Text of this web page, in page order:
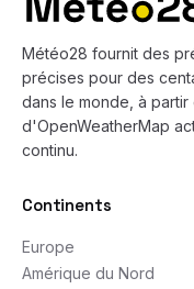
Météo28 fournit des
précises pour des
dans le monde, à
d'OpenWeatherMap
continu.
Continents
Europe
Amérique du Nord